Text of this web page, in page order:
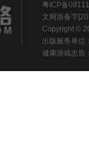
粤ICP备
文网游备字
Copyright ©
出版服务单位
健康游戏忠告